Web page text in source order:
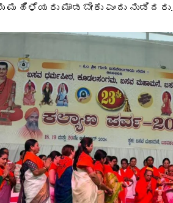
ಮಾಡಬೇಕು ಎಂದು ನುಡಿದರು.